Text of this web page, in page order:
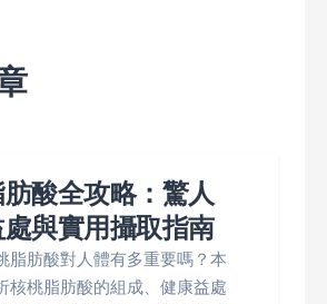
酸全攻略：驚人
與實用攝取指南
脂肪酸對人體有多重要嗎？本
核桃脂肪酸的組成、健康益處